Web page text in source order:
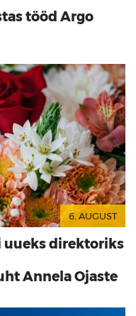
tööd Argo
6. AUGUST
uueks direktoriks
Annela Ojaste